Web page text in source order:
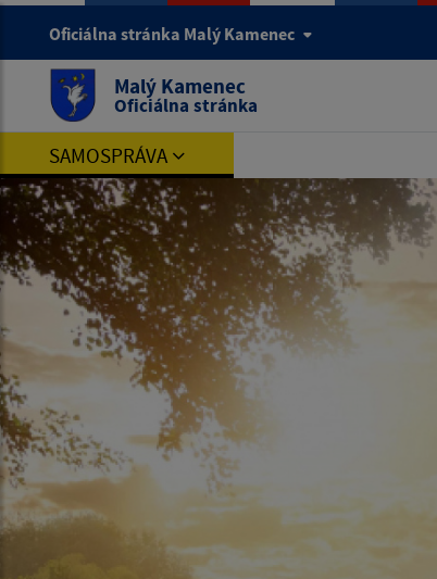
Oficiálna stránka Malý Kamenec
Malý Kamenec
Oficiálna stránka
SAMOSPRÁVA